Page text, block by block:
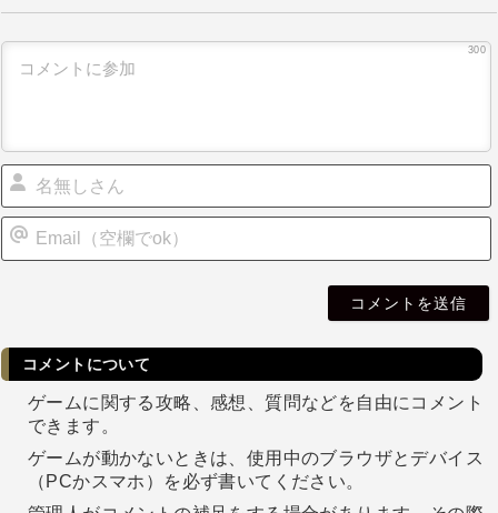
300
コメントについて
ゲームに関する攻略、感想、質問などを自由にコメント
できます。
ゲームが動かないときは、使用中のブラウザとデバイス
（PCかスマホ）を必ず書いてください。